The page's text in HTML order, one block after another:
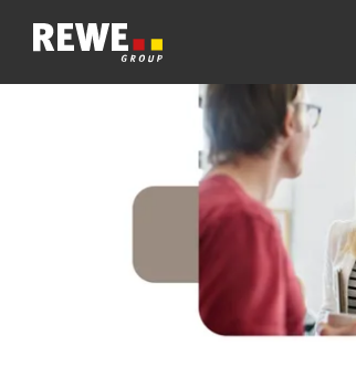
Zum Inhalt springen